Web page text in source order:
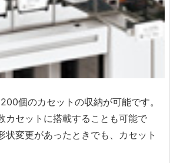
個のカセットの収納が可能です。
カセットに搭載することも可能で
状変更があったときでも、カセット